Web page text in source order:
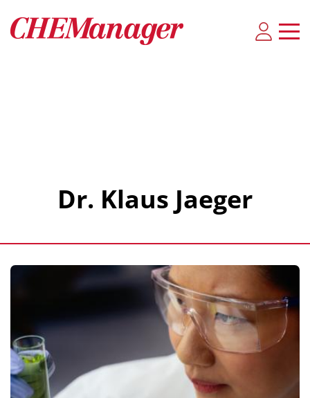
Dr. Klaus Jaeger